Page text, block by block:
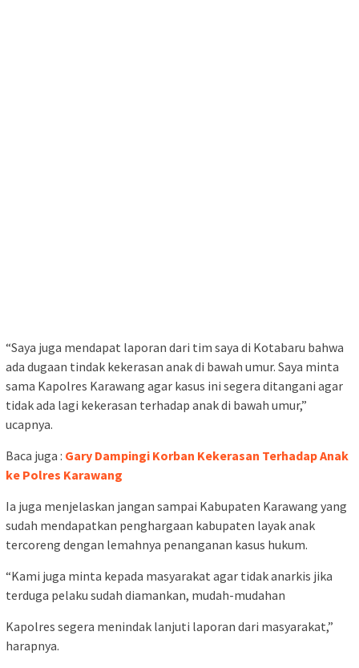
“Saya juga mendapat laporan dari tim saya di Kotabaru bahwa
ada dugaan tindak kekerasan anak di bawah umur. Saya minta
sama Kapolres Karawang agar kasus ini segera ditangani agar
tidak ada lagi kekerasan terhadap anak di bawah umur,”
ucapnya.
Baca juga : Gary Dampingi Korban Kekerasan Terhadap Anak
ke Polres Karawang
Ia juga menjelaskan jangan sampai Kabupaten Karawang yang
sudah mendapatkan penghargaan kabupaten layak anak
tercoreng dengan lemahnya penanganan kasus hukum.
“Kami juga minta kepada masyarakat agar tidak anarkis jika
terduga pelaku sudah diamankan, mudah-mudahan
Kapolres segera menindak lanjuti laporan dari masyarakat,”
harapnya.